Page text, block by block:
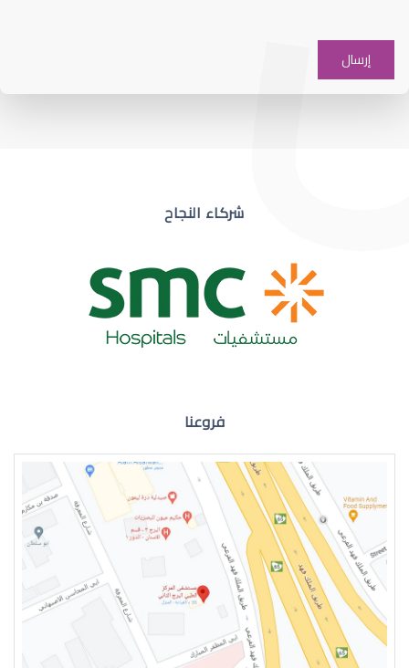
ضعف نظر مفاجئ
ضعف نظر في العين اليسرى
شركاء النجاح
فروعنا